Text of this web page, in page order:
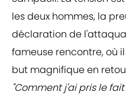
les deux hommes, la
déclaration de
fameuse rencontre, où
but magnifique en
"Comment j'ai pris le